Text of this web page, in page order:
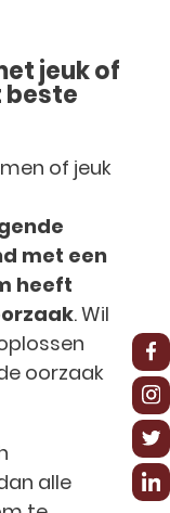
jeuk of
beste
of jeuk
met een
heeft
. Wil
oorzaak
alle